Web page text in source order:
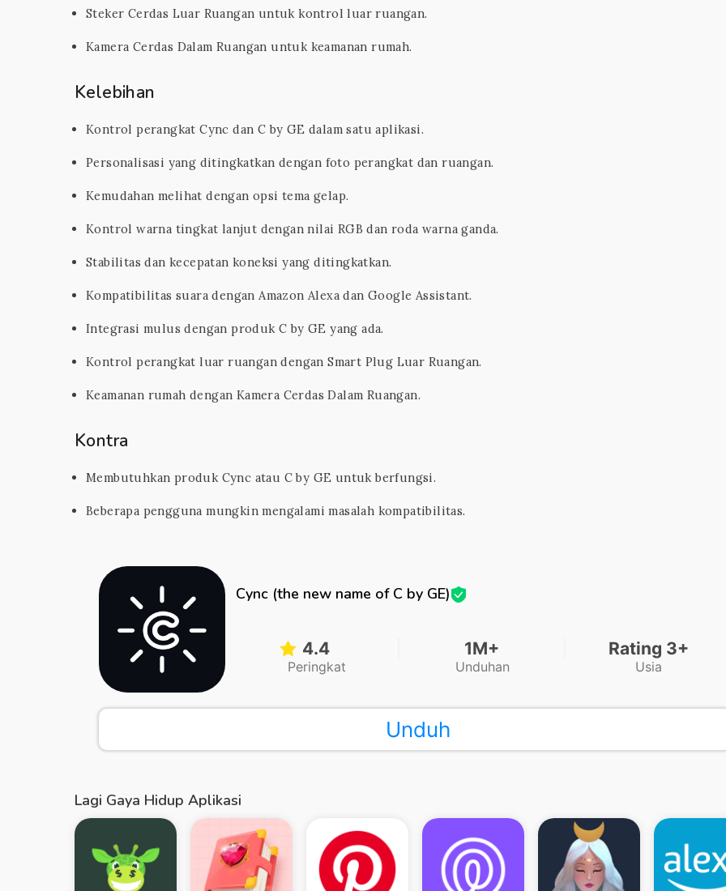
Steker Cerdas Luar Ruangan untuk kontrol luar ruangan.
Kamera Cerdas Dalam Ruangan untuk keamanan rumah.
Kelebihan
Kontrol perangkat Cync dan C by GE dalam satu aplikasi.
Personalisasi yang ditingkatkan dengan foto perangkat dan ruangan.
Kemudahan melihat dengan opsi tema gelap.
Kontrol warna tingkat lanjut dengan nilai RGB dan roda warna ganda.
Stabilitas dan kecepatan koneksi yang ditingkatkan.
Kompatibilitas suara dengan Amazon Alexa dan Google Assistant.
Integrasi mulus dengan produk C by GE yang ada.
Kontrol perangkat luar ruangan dengan Smart Plug Luar Ruangan.
Keamanan rumah dengan Kamera Cerdas Dalam Ruangan.
Kontra
Membutuhkan produk Cync atau C by GE untuk berfungsi.
Beberapa pengguna mungkin mengalami masalah kompatibilitas.
Cync (the new name of C by GE)
4.4
Peringkat
1M+
Unduhan
Rating 3+
Usia
Unduh
Lagi Gaya Hidup Aplikasi